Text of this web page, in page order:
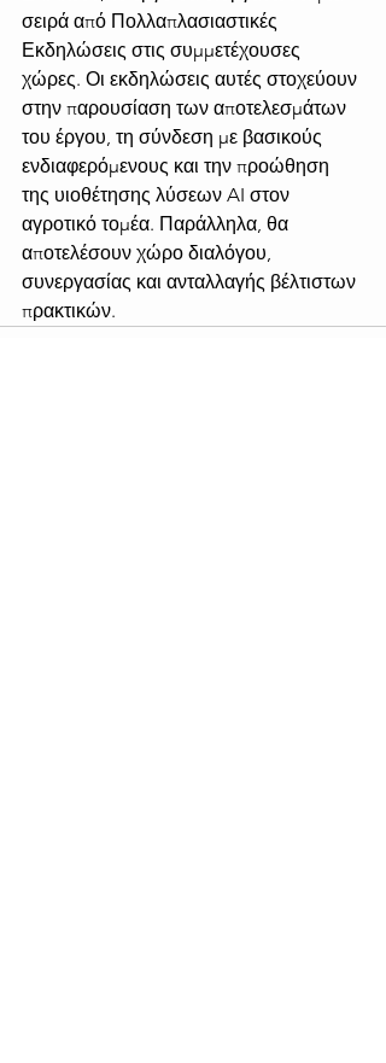
σειρά από Πολλαπλασιαστικές
Εκδηλώσεις στις συμμετέχουσες
χώρες. Οι εκδηλώσεις αυτές στοχεύουν
στην παρουσίαση των αποτελεσμάτων
του έργου, τη σύνδεση με βασικούς
ενδιαφερόμενους και την προώθηση
της υιοθέτησης λύσεων AI στον
αγροτικό τομέα. Παράλληλα, θα
αποτελέσουν χώρο διαλόγου,
συνεργασίας και ανταλλαγής βέλτιστων
πρακτικών.